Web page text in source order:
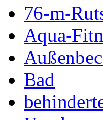
76-m-
Aqua-
Bad